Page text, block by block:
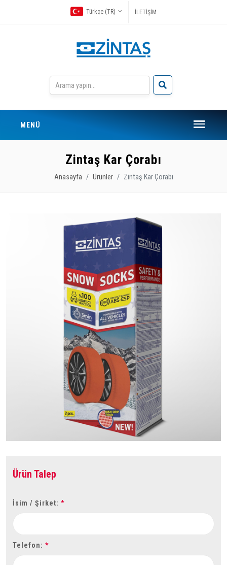
Türkçe (TR) İLETİŞİM
MENÜ
Zintaş Kar Çorabı
Anasayfa Ürünler Zintaş Kar Çorabı
Ürün Talep
İsim / Şirket: *
Telefon: *